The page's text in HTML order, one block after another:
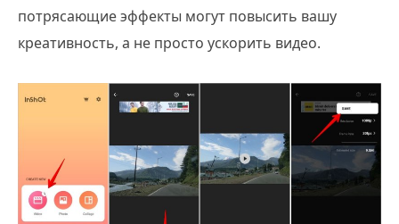
потрясающие эффекты могут повысить вашу
креативность, а не просто ускорить видео.